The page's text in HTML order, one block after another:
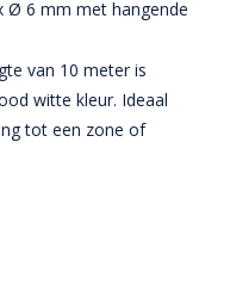
Ø 6 mm met hangende
van 10 meter is
witte kleur. Ideaal
tot een zone of